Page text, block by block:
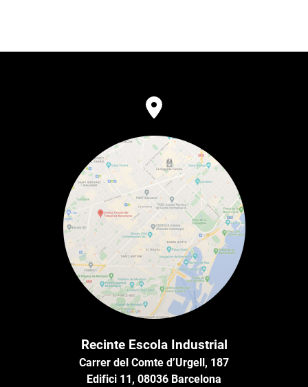
Recinte Escola Industrial
Carrer del Comte d’Urgell, 187
Edifici 11, 08036 Barcelona